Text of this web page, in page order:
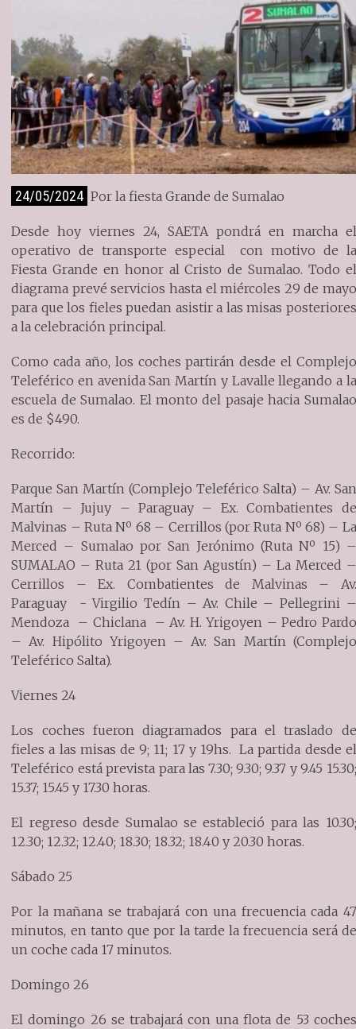
24/05/2024 Por la fiesta Grande de Sumalao
Desde hoy viernes 24, SAETA pondrá en marcha el
operativo de transporte especial con motivo de la
Fiesta Grande en honor al Cristo de Sumalao. Todo el
diagrama prevé servicios hasta el miércoles 29 de mayo
para que los fieles puedan asistir a las misas posteriores
a la celebración principal.
Como cada año, los coches partirán desde el Complejo
Teleférico en avenida San Martín y Lavalle llegando a la
escuela de Sumalao. El monto del pasaje hacia Sumalao
es de $490.
Recorrido:
Parque San Martín (Complejo Teleférico Salta) – Av. San
Martín – Jujuy – Paraguay – Ex. Combatientes de
Malvinas – Ruta Nº 68 – Cerrillos (por Ruta Nº 68) – La
Merced – Sumalao por San Jerónimo (Ruta Nº 15) –
SUMALAO – Ruta 21 (por San Agustín) – La Merced –
Cerrillos – Ex. Combatientes de Malvinas – Av.
Paraguay - Virgilio Tedín – Av. Chile – Pellegrini –
Mendoza – Chiclana – Av. H. Yrigoyen – Pedro Pardo
– Av. Hipólito Yrigoyen – Av. San Martín (Complejo
Teleférico Salta).
Viernes 24
Los coches fueron diagramados para el traslado de
fieles a las misas de 9; 11; 17 y 19hs. La partida desde el
Teleférico está prevista para las 7.30; 9.30; 9.37 y 9.45 15.30;
15.37; 15.45 y 17.30 horas.
El regreso desde Sumalao se estableció para las 10.30;
12.30; 12.32; 12.40; 18.30; 18.32; 18.40 y 20.30 horas.
Sábado 25
Por la mañana se trabajará con una frecuencia cada 47
minutos, en tanto que por la tarde la frecuencia será de
un coche cada 17 minutos.
Domingo 26
El domingo 26 se trabajará con una flota de 53 coches